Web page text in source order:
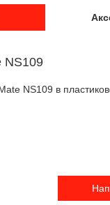
NS109
NS109 в